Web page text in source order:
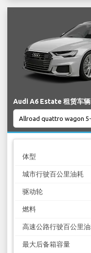
Audi A6 Estate 租赁车
体型
城市行驶百公里油耗
驱动轮
燃料
高速公路行驶百公里
最大后备箱容量